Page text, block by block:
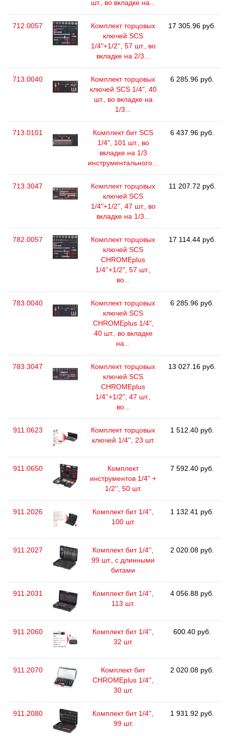
шт., во вкладке на...
712.0057
Комплект торцовых
ключей SCS
1/4"+1/2'', 57 шт., во
вкладке на 2/3...
17 305.96 руб.
713.0040
Комплект торцовых
ключей SCS 1/4", 40
шт., во вкладке на
1/3...
6 285.96 руб.
713.0101
Комплект бит SCS
1/4", 101 шт., во
вкладке на 1/3
инструментального...
6 437.96 руб.
713.3047
Комплект торцовых
ключей SCS
1/4"+1/2'', 47 шт., во
вкладке на 1/3...
11 207.72 руб.
782.0057
Комплект торцовых
ключей SCS
CHROMEplus
1/4''+1/2", 57 шт.,
во...
17 114.44 руб.
783.0040
Комплект торцовых
ключей SCS
CHROMEplus 1/4",
40 шт., во вкладке
на...
6 285.96 руб.
783.3047
Комплект торцовых
ключей SCS
CHROMEplus
1/4''+1/2", 47 шт.,
во...
13 027.16 руб.
911.0623
Комплект торцовых
ключей 1/4'', 23 шт.
1 512.40 руб.
911.0650
Комплект
инструментов 1/4" +
1/2'', 50 шт.
7 592.40 руб.
911.2026
Комплект бит 1/4'',
100 шт.
1 132.41 руб.
911.2027
Комплект бит 1/4'',
99 шт., с длинными
битами
2 020.08 руб.
911.2031
Комплект бит 1/4'',
113 шт.
4 056.88 руб.
911.2060
Комплект бит 1/4'',
32 шт.
600.40 руб.
911.2070
Комплект бит
CHROMEplus 1/4'',
30 шт.
2 020.08 руб.
911.2080
Комплект бит 1/4'',
99 шт.
1 931.92 руб.